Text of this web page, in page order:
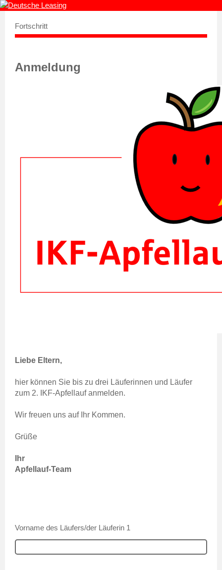
Fortschritt
Anmeldung
Liebe Eltern,
hier können Sie bis zu drei Läuferinnen und Läufer
zum 2. IKF-Apfellauf anmelden.
Wir freuen uns auf Ihr Kommen.
Grüße
Ihr
Apfellauf-Team
Vorname des Läufers/der Läuferin 1